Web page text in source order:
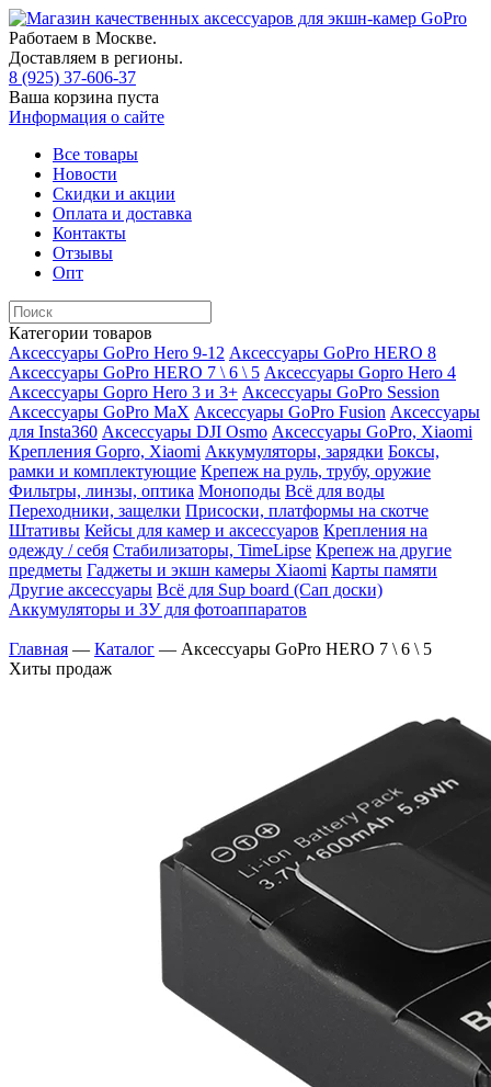
Работаем в Москве.
Доставляем в регионы.
8 (925) 37-606-37
Ваша корзина пуста
Информация о сайте
Все товары
Новости
Скидки и акции
Оплата и доставка
Контакты
Отзывы
Опт
Категории товаров
Аксессуары GoPro Hero 9-12 Аксессуары GoPro HERO 8
Аксессуары GoPro HERO 7 \ 6 \ 5 Аксессуары Gopro Hero 4
Аксессуары Gopro Hero 3 и 3+ Аксессуары GoPro Session
Аксессуары GoPro MaX Аксессуары GoPro Fusion Аксессуары
для Insta360 Аксессуары DJI Osmo Аксессуары GoPro, Xiaomi
Крепления Gopro, Xiaomi Аккумуляторы, зарядки Боксы,
рамки и комплектующие Крепеж на руль, трубу, оружие
Фильтры, линзы, оптика Моноподы Всё для воды
Переходники, защелки Присоски, платформы на скотче
Штативы Кейсы для камер и аксессуаров Крепления на
одежду / себя Cтабилизаторы, TimeLipse Крепеж на другие
предметы Гаджеты и экшн камеры Xiaomi Карты памяти
Другие аксессуары Всё для Sup board (Сап доски)
Аккумуляторы и ЗУ для фотоаппаратов
Главная — Каталог — Аксессуары GoPro HERO 7 \ 6 \ 5
Хиты продаж